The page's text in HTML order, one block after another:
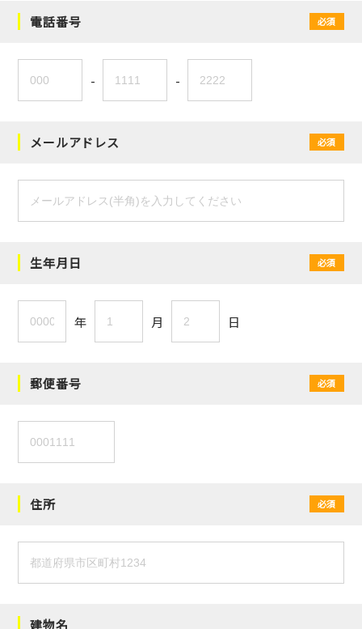
電話番号 必須
- -
メールアドレス 必須
生年月日 必須
年 月 日
郵便番号 必須
住所 必須
建物名